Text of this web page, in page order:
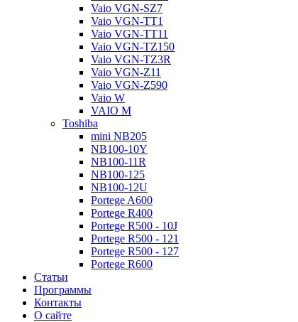
Vaio VGN-SZ7
Vaio VGN-TT1
Vaio VGN-TT11
Vaio VGN-TZ150
Vaio VGN-TZ3R
Vaio VGN-Z11
Vaio VGN-Z590
Vaio W
VAIO M
Toshiba
mini NB205
NB100-10Y
NB100-11R
NB100-125
NB100-12U
Portege A600
Portege R400
Portege R500 - 10J
Portege R500 - 121
Portege R500 - 127
Portege R600
Статьи
Программы
Контакты
О сайте